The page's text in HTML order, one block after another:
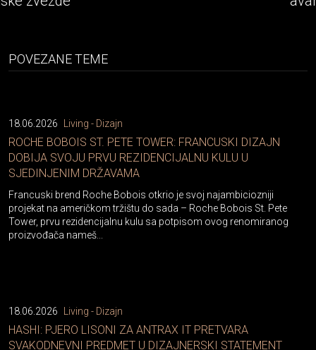
POVEZANE TEME
18.06.2026 Living - Dizajn
ROCHE BOBOIS ST. PETE TOWER: FRANCUSKI DIZAJN
DOBIJA SVOJU PRVU REZIDENCIJALNU KULU U
SJEDINJENIM DRŽAVAMA
Francuski brend Roche Bobois otkrio je svoj najambiciozniji
projekat na američkom tržištu do sada – Roche Bobois St. Pete
Tower, prvu rezidencijalnu kulu sa potpisom ovog renomiranog
proizvođača nameš...
18.06.2026 Living - Dizajn
HASHI: PJERO LISONI ZA ANTRAX IT PRETVARA
SVAKODNEVNI PREDMET U DIZAJNERSKI STATEMENT